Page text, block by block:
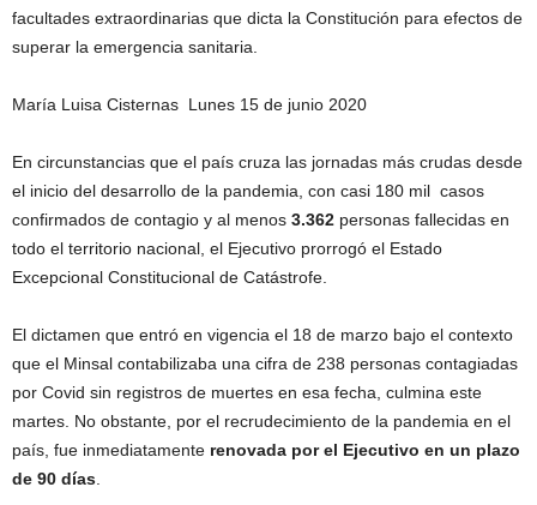
facultades extraordinarias que dicta la Constitución para efectos de
superar la emergencia sanitaria.
María Luisa Cisternas Lunes 15 de junio 2020
En circunstancias que el país cruza las jornadas más crudas desde
el inicio del desarrollo de la pandemia, con casi 180 mil casos
confirmados de contagio y al menos 3.362 personas fallecidas en
todo el territorio nacional, el Ejecutivo prorrogó el Estado
Excepcional Constitucional de Catástrofe.
El dictamen que entró en vigencia el 18 de marzo bajo el contexto
que el Minsal contabilizaba una cifra de 238 personas contagiadas
por Covid sin registros de muertes en esa fecha, culmina este
martes. No obstante, por el recrudecimiento de la pandemia en el
país, fue inmediatamente renovada por el Ejecutivo en un plazo
de 90 días